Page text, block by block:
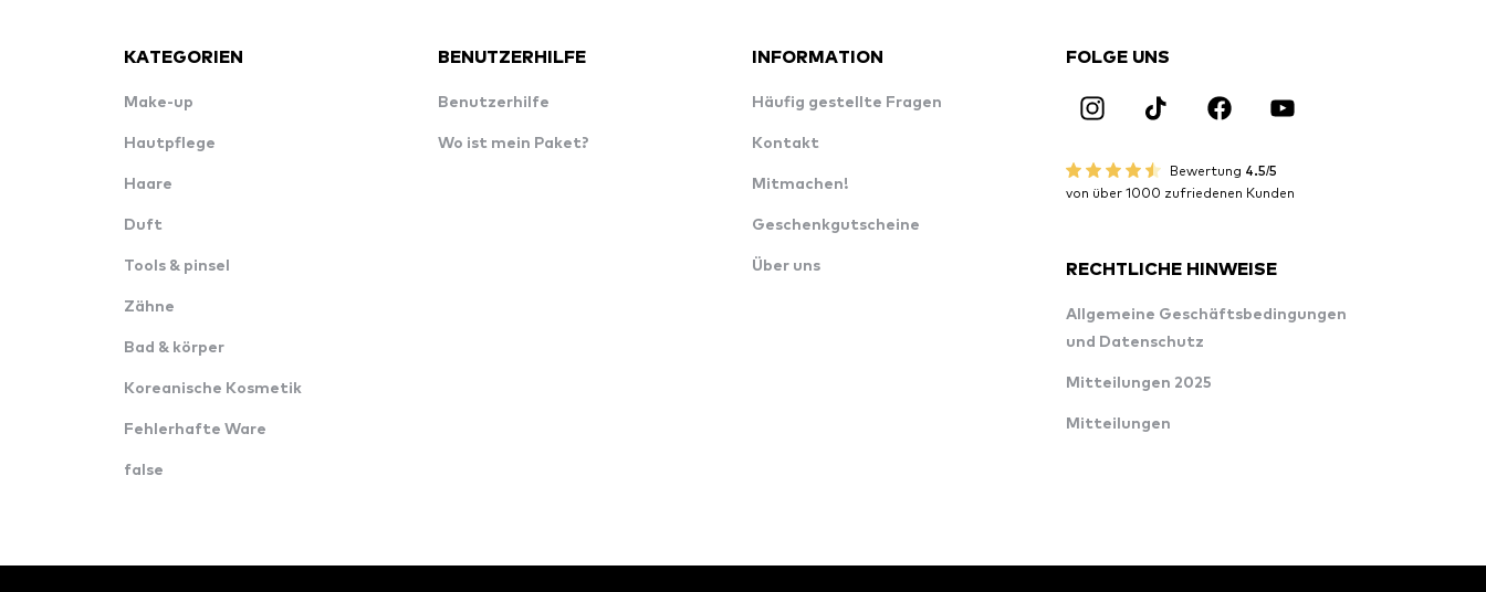
KATEGORIEN
Make-up
Hautpflege
Haare
Duft
Tools & pinsel
Zähne
Bad & körper
Koreanische Kosmetik
Fehlerhafte Ware
false
BENUTZERHILFE
Benutzerhilfe
Wo ist mein Paket?
INFORMATION
Häufig gestellte Fragen
Kontakt
Mitmachen!
Geschenkgutscheine
Über uns
FOLGE UNS
Bewertung 4.5/5
von über 1000 zufriedenen Kunden
RECHTLICHE HINWEISE
Allgemeine Geschäftsbedingungen
und Datenschutz
Mitteilungen 2025
Mitteilungen